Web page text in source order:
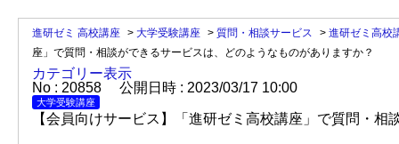
進研ゼミ 高校講座 > 大学受験講座 > 質問・相談サービス > 進研ゼミ高校
座」で質問・相談ができるサービスは、どのようなものがありますか？
カテゴリー表示
No : 20858
公開日時 : 2023/03/17 10:00
大学受験講座
【会員向けサービス】「進研ゼミ高校講座」で質問・